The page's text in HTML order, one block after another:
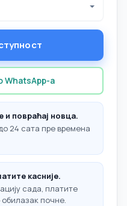
WhatsApp-а
и повраћај новца.
24 сата пре времена
касније.
сада, платите
почне.